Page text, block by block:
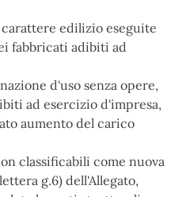
edilizio eseguite
fabbricati adibiti ad
d'uso senza opere,
ad esercizio d'impresa,
aumento del carico
classificabili come nuova
g.6) dell'Allegato,